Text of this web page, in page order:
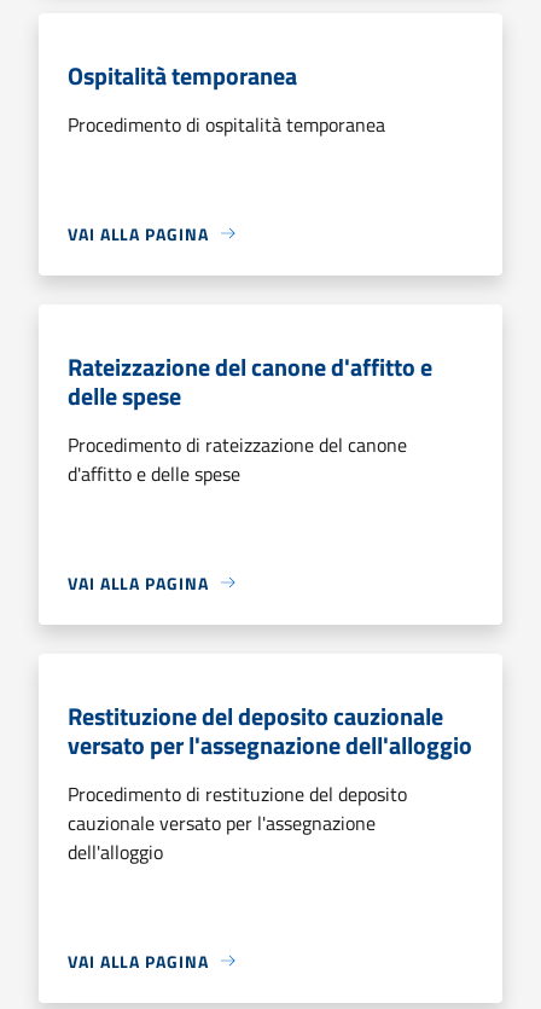
Ospitalità temporanea
Procedimento di ospitalità temporanea
VAI ALLA PAGINA
Rateizzazione del canone d'affitto e
delle spese
Procedimento di rateizzazione del canone
d'affitto e delle spese
VAI ALLA PAGINA
Restituzione del deposito cauzionale
versato per l'assegnazione dell'alloggio
Procedimento di restituzione del deposito
cauzionale versato per l'assegnazione
dell'alloggio
VAI ALLA PAGINA